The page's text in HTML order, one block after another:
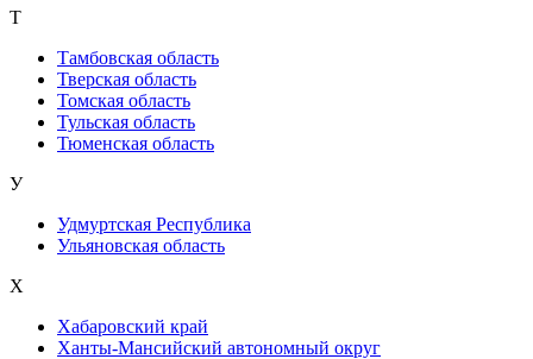
Т
Тамбовская область
Тверская область
Томская область
Тульская область
Тюменская область
У
Удмуртская Республика
Ульяновская область
Х
Хабаровский край
Ханты-Мансийский автономный округ